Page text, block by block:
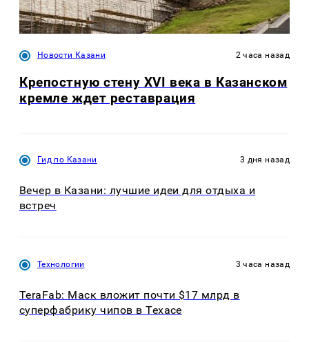
Новости Казани 2 часа назад
Крепостную стену XVI века в Казанском
кремле ждет реставрация
Гид по Казани 3 дня назад
Вечер в Казани: лучшие идеи для отдыха и
встреч
Технологии 3 часа назад
TeraFab: Маск вложит почти $17 млрд в
суперфабрику чипов в Техасе